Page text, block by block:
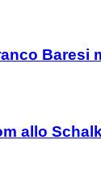
Baresi
allo